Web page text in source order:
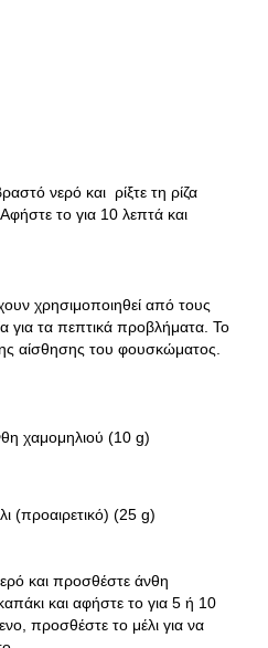
νερό και ρίξτε τη ρίζα
το για 10 λεπτά και
χρησιμοποιηθεί από τους
για τα πεπτικά προβλήματα. Το
αίσθησης του φουσκώματος.
χαμομηλιού (10 g)
(προαιρετικό) (25 g)
και προσθέστε άνθη
και αφήστε το για 5 ή 10
προσθέστε το μέλι για να